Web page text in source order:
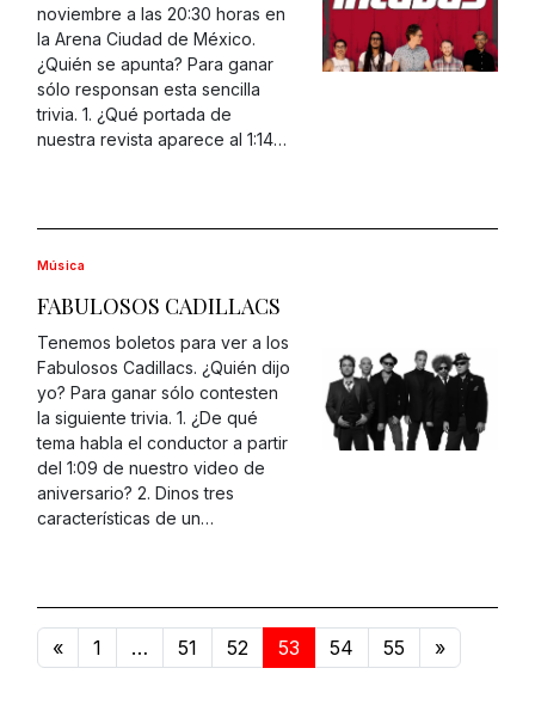
noviembre a las 20:30 horas en
la Arena Ciudad de México.
¿Quién se apunta? Para ganar
sólo responsan esta sencilla
trivia. 1. ¿Qué portada de
nuestra revista aparece al 1:14…
Música
FABULOSOS CADILLACS
Tenemos boletos para ver a los
Fabulosos Cadillacs. ¿Quién dijo
yo? Para ganar sólo contesten
la siguiente trivia. 1. ¿De qué
tema habla el conductor a partir
del 1:09 de nuestro video de
aniversario? 2. Dinos tres
características de un…
« 1 … 51 52 53 54 55 »